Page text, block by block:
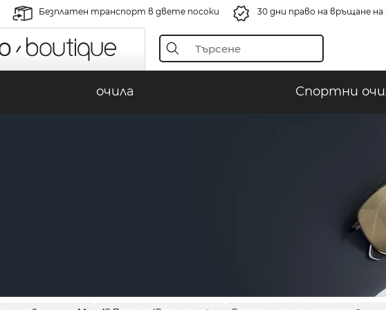
Безплатен транспорт в двете посоки 30 дни право на връщане
очила Спортни